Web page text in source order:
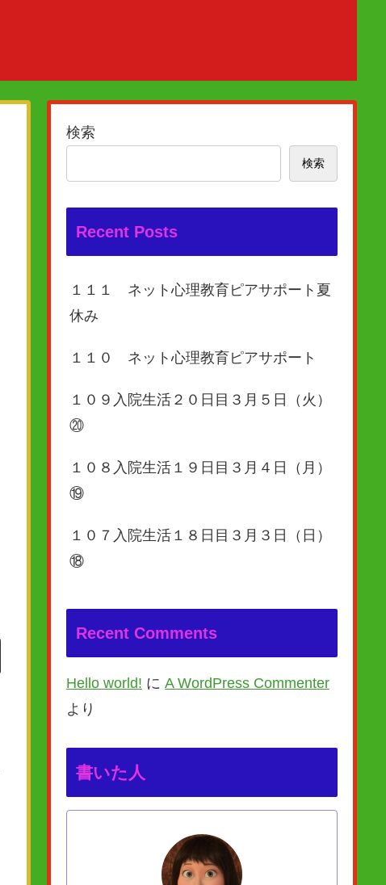
検索
検索
Recent Posts
１１１ ネット心理教育ピアサポート夏
休み
１１０ ネット心理教育ピアサポート
１０９入院生活２０日目３月５日（火）
⑳
１０８入院生活１９日目３月４日（月）
⑲
１０７入院生活１８日目３月３日（日）
⑱
Recent Comments
Hello world! に A WordPress Commenter
より
書いた人